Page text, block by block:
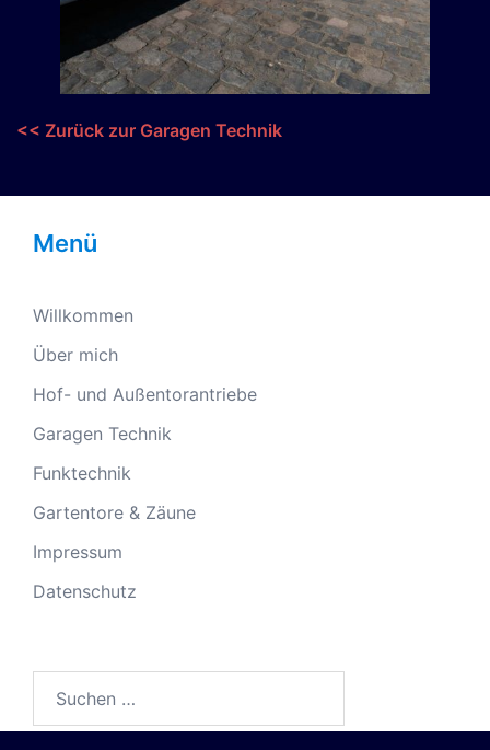
<< Zurück zur Garagen Technik
Menü
Willkommen
Über mich
Hof- und Außentorantriebe
Garagen Technik
Funktechnik
Gartentore & Zäune
Impressum
Datenschutz
nach: